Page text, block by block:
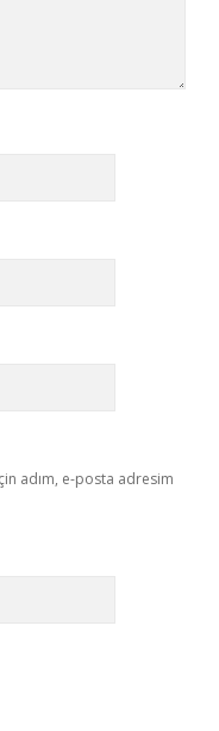
adım, e-posta adresim